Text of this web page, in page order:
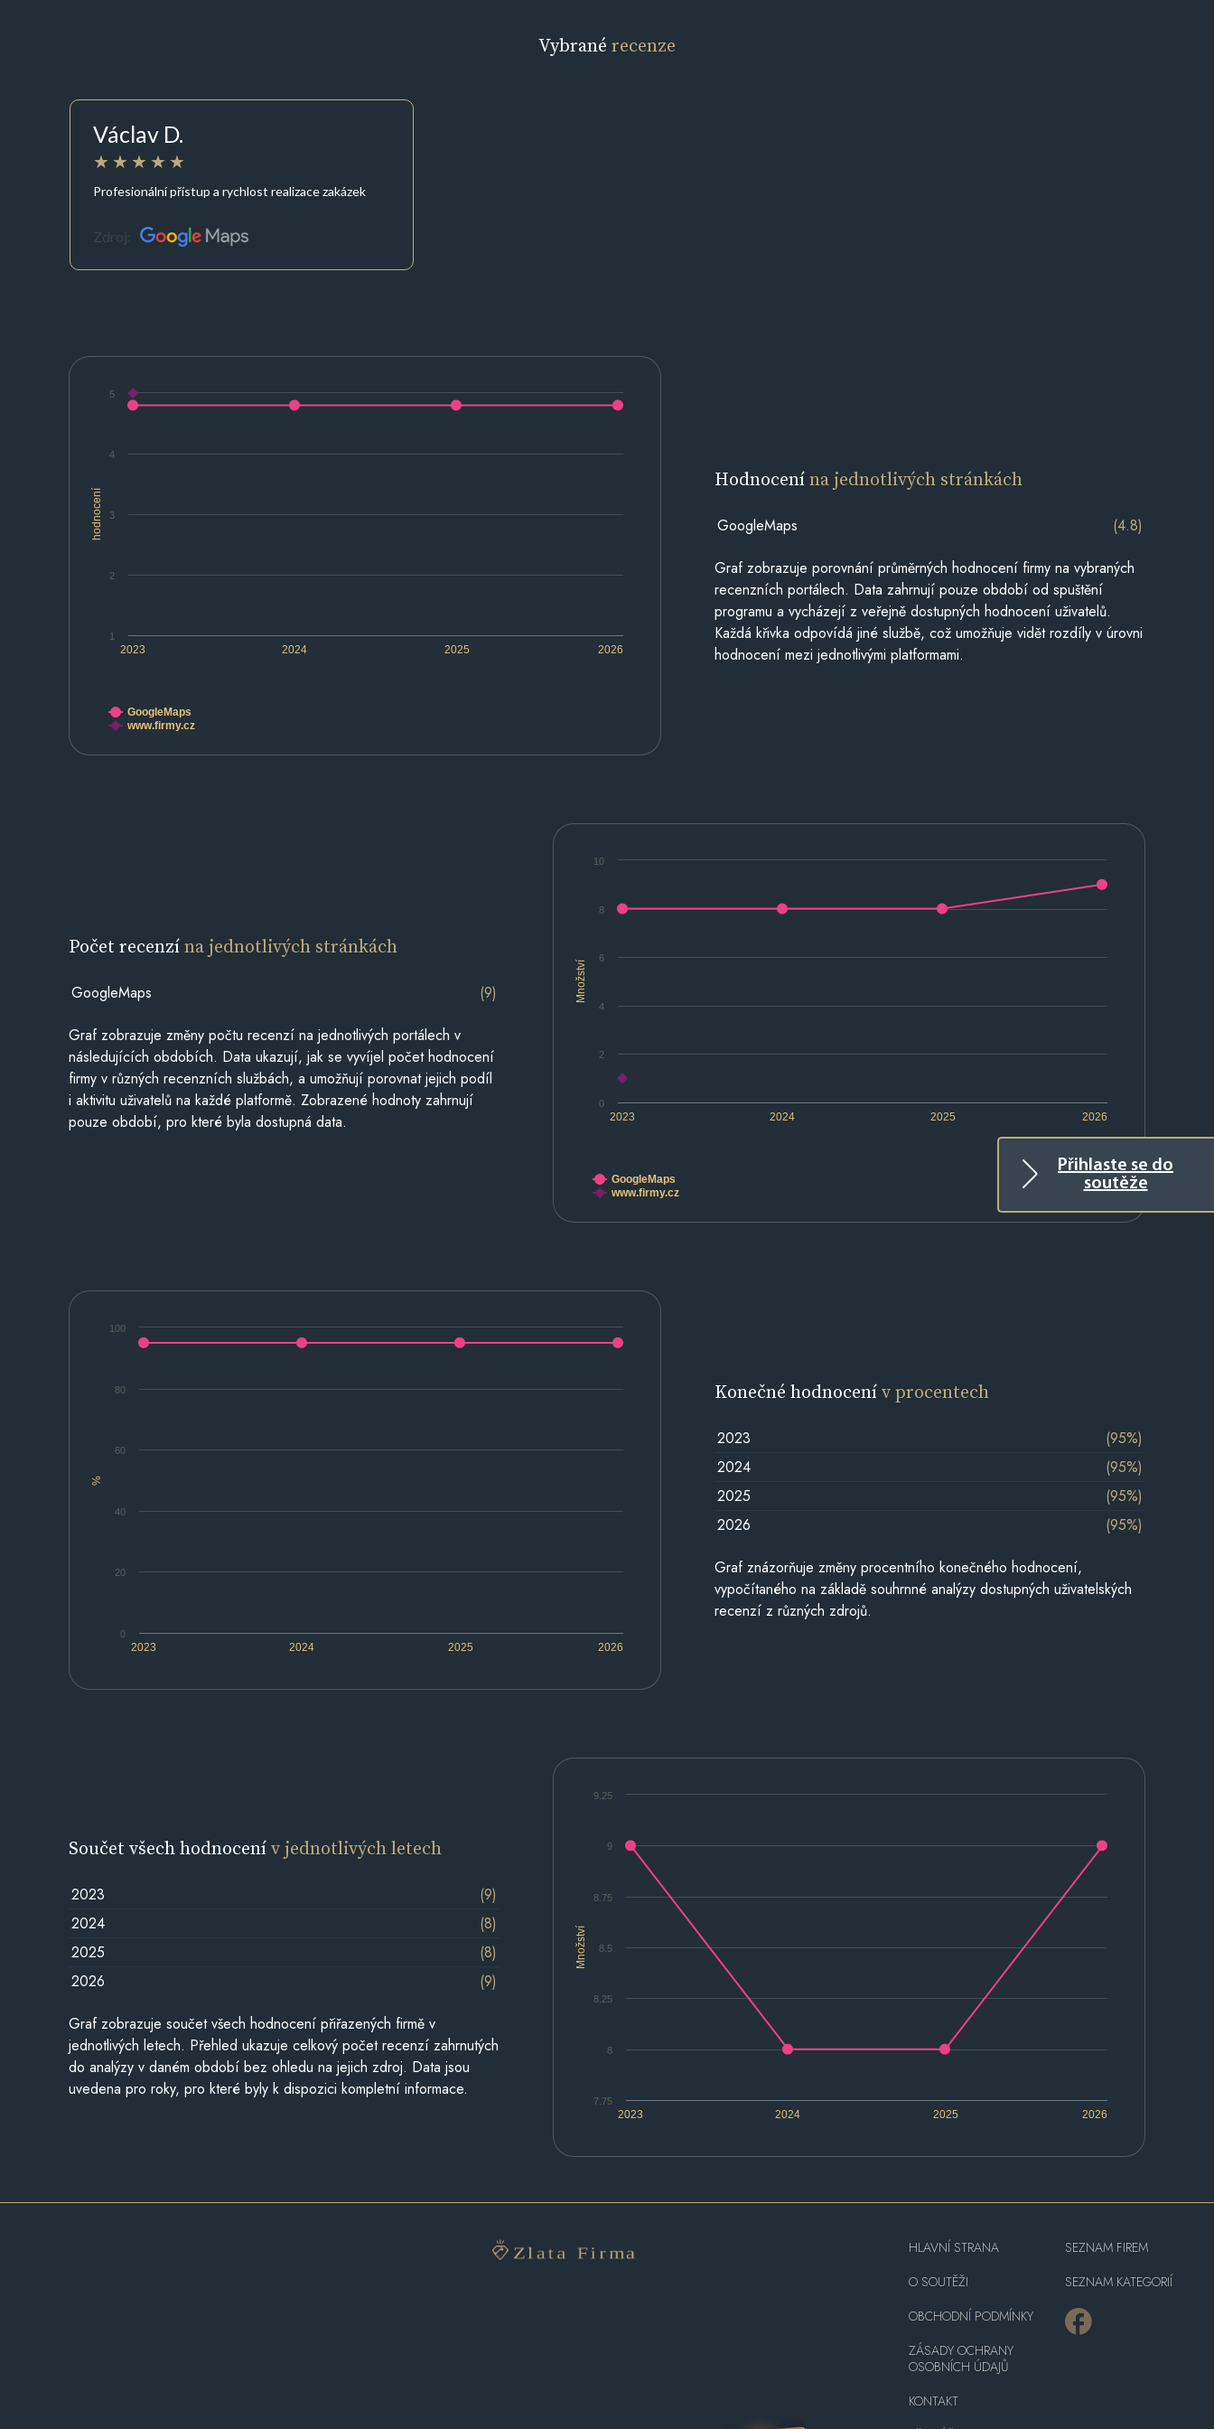
Přihlaste se do
soutěže
Vybrané recenze
Václav D.
Profesionální přístup a rychlost realizace zakázek
Zdroj:
hodnocení
2023 2024 2025 2026
1
2
3
4
5
GoogleMaps
www.firmy.cz
Hodnocenína jednotlivých stránkách
GoogleMaps (4.8)
Graf zobrazuje porovnání průměrných hodnocení firmy na vybraných
recenzních portálech. Data zahrnují pouze období od spuštění
programu a vycházejí z veřejně dostupných hodnocení uživatelů.
Každá křivka odpovídá jiné službě, což umožňuje vidět rozdíly v úrovni
hodnocení mezi jednotlivými platformami.
Množství
2023 2024 2025 2026
0
2
4
6
8
10
GoogleMaps
www.firmy.cz
Počet recenzína jednotlivých stránkách
GoogleMaps (9)
Graf zobrazuje změny počtu recenzí na jednotlivých portálech v
následujících obdobích. Data ukazují, jak se vyvíjel počet hodnocení
firmy v různých recenzních službách, a umožňují porovnat jejich podíl
i aktivitu uživatelů na každé platformě. Zobrazené hodnoty zahrnují
pouze období, pro které byla dostupná data.
%
2023 2024 2025 2026
0
20
40
60
80
100
Konečné hodnocenív procentech
2023
(95%)
2024
(95%)
2025
(95%)
2026
(95%)
Graf znázorňuje změny procentního konečného hodnocení,
vypočítaného na základě souhrnné analýzy dostupných uživatelských
recenzí z různých zdrojů.
Množství
2023 2024 2025 2026
7.75
8
8.25
8.5
8.75
9
9.25
Součet všech hodnocenív jednotlivých letech
2023
(9)
2024
(8)
2025
(8)
2026
(9)
Graf zobrazuje součet všech hodnocení přiřazených firmě v
jednotlivých letech. Přehled ukazuje celkový počet recenzí zahrnutých
do analýzy v daném období bez ohledu na jejich zdroj. Data jsou
uvedena pro roky, pro které byly k dispozici kompletní informace.
HLAVNÍ STRANA
O SOUTĚŽI
OBCHODNÍ PODMÍNKY
ZÁSADY OCHRANY
OSOBNÍCH ÚDAJŮ
KONTAKT
SEZNAM FIREM
SEZNAM KATEGORIÍ